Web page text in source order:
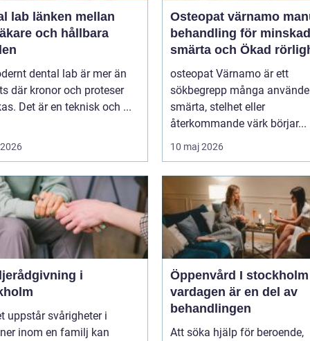
mellan
och hållbara
dental lab är mer än
där kronor och proteser
Det är en teknisk och ...
Osteopat värnamo manuell
behandling för minskad
smärta och Ökad
osteopat Värnamo är ett
sökbegrepp många
smärta, stelhet eller
återkommande värk börjar...
10 maj 2026
i
uppstår svårigheter i
inom en familj kan
Öppenvård I stockholm
vardagen är en del av
behandlingen
Att söka hjälp för beroende,